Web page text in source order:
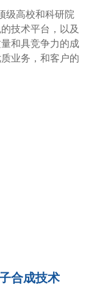
级高校和科研院
技术平台，以及
和具竞争力的成
业务，和客户的
合成技术